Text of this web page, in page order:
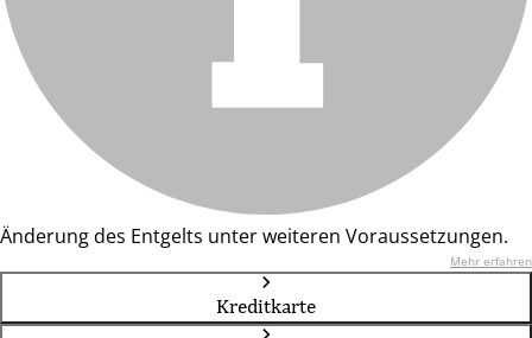
Änderung des Entgelts unter weiteren Voraussetzungen.
Mehr erfahren
Kreditkarte